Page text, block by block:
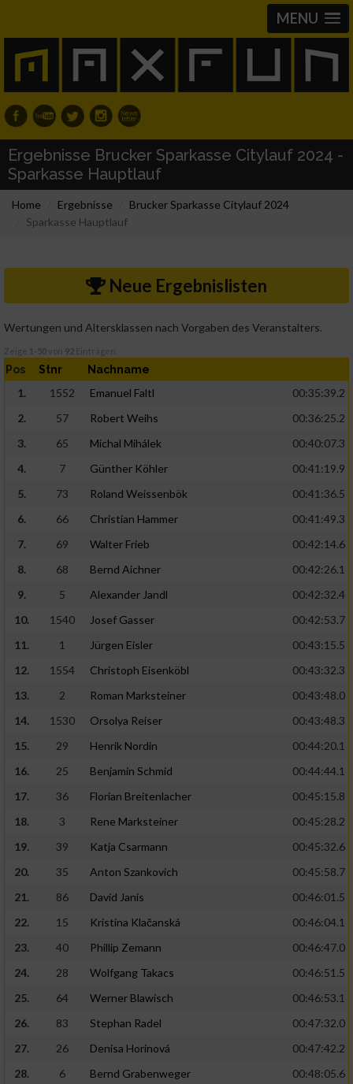
MENU
Ergebnisse Brucker Sparkasse Citylauf 2024 -
Sparkasse Hauptlauf
Home Ergebnisse
Brucker Sparkasse Citylauf 2024
Sparkasse Hauptlauf
Neue Ergebnislisten
Wertungen und Altersklassen nach Vorgaben des Veranstalters.
Zeige 1-50 von 92 Einträgen.
Pos Stnr Nachname
1. 1552 Emanuel Faltl
00:35:39.2
2.
57 Robert Weihs
00:36:25.2
3.
65 Michal Mihálek
00:40:07.3
4.
7 Günther Köhler
00:41:19.9
5.
73 Roland Weissenbök
00:41:36.5
6.
66 Christian Hammer
00:41:49.3
7.
69 Walter Frieb
00:42:14.6
8.
68 Bernd Aichner
00:42:26.1
9.
5 Alexander Jandl
00:42:32.4
10.
1540 Josef Gasser
00:42:53.7
11.
1 Jürgen Eisler
00:43:15.5
12.
1554 Christoph Eisenköbl
00:43:32.3
13.
2 Roman Marksteiner
00:43:48.0
14.
1530 Orsolya Reiser
00:43:48.3
15.
29 Henrik Nordin
00:44:20.1
16.
25 Benjamin Schmid
00:44:44.1
17.
36 Florian Breitenlacher
00:45:15.8
18.
3 Rene Marksteiner
00:45:28.2
19.
39 Katja Csarmann
00:45:32.6
20.
35 Anton Szankovich
00:45:58.7
21.
86 David Janis
00:46:01.5
22.
15 Kristína Klačanská
00:46:04.1
23.
40 Phillip Zemann
00:46:47.0
24.
28 Wolfgang Takacs
00:46:51.5
25.
64 Werner Blawisch
00:46:53.1
26.
83 Stephan Radel
00:47:32.0
27.
26 Denisa Horinová
00:47:42.2
28.
6 Bernd Grabenweger
00:48:05.6